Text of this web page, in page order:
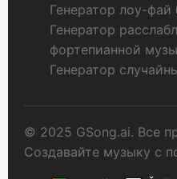
Генератор лоу-фай
Генератор
фортепианной
Генератор
© 2025 GSong.ai. Все
Создавайте музыку с